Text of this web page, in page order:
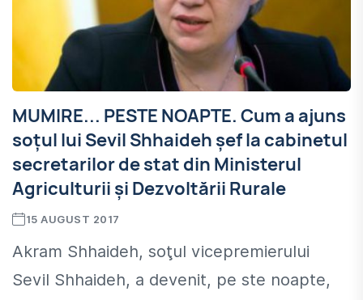
MUMIRE... PESTE NOAPTE. Cum a ajuns
soţul lui Sevil Shhaideh şef la cabinetul
secretarilor de stat din Ministerul
Agriculturii şi Dezvoltării Rurale
15 AUGUST 2017
Akram Shhaideh, soţul vicepremierului
Sevil Shhaideh, a devenit, pe ste noapte,